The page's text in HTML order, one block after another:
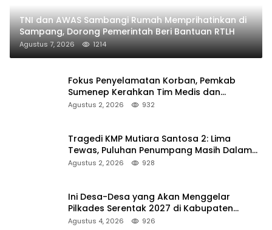
TNI dan AWAS Sambangi Rumah Memprihatinkan di
Sampang, Dorong Pemerintah Beri Bantuan RTLH
Agustus 7, 2026 1214
Fokus Penyelamatan Korban, Pemkab
Sumenep Kerahkan Tim Medis dan
Ambulans ke Pelabuhan Kalianget
Agustus 2, 2026 932
Tragedi KMP Mutiara Santosa 2: Lima
Tewas, Puluhan Penumpang Masih Dalam
Pencarian
Agustus 2, 2026 928
Ini Desa-Desa yang Akan Menggelar
Pilkades Serentak 2027 di Kabupaten
Sumenep
Agustus 4, 2026 926